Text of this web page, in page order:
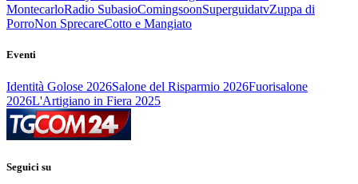
MontecarloRadio SubasioComingsoonSuperguidatvZuppa di
PorroNon SprecareCotto e Mangiato
Eventi
Identità Golose 2026Salone del Risparmio 2026Fuorisalone
2026L'Artigiano in Fiera 2025
Seguici su